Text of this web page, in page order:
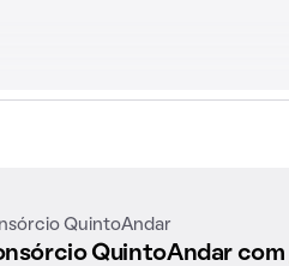
QuintoAndar
QuintoAndar com